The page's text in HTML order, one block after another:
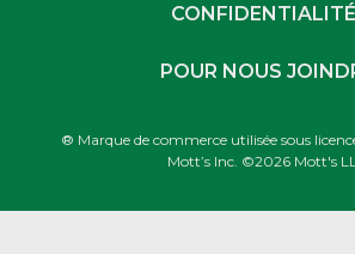
CONFIDENTIALITÉ
POUR NOUS
® Marque de commerce utilisée sous
Mott’s Inc. ©2026 Mott's